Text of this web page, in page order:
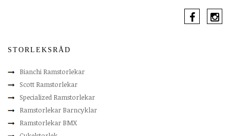
STORLEKSRÅD
Bianchi Ramstorlekar
Scott Ramstorlekar
Specialized Ramstorlekar
Ramstorlekar Barncyklar
Ramstorlekar BMX